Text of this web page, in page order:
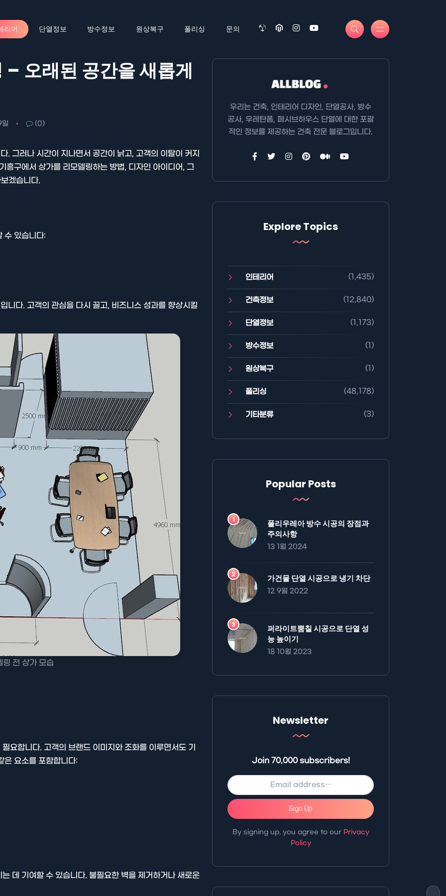
리어 단열정보 방수정보 원상복구 폴리싱 문의
오래된 공간을 새롭게
(0)
. 그러나 시간이 지나면서 공간이 낡고, 고객의 이탈이 커지
흥구에서 상가를 리모델링하는 방법, 디자인 아이디어, 그
겠습니다.
수 있습니다:
니다. 고객의 관심을 다시 끌고, 비즈니스 성과를 향상시킬
링 전 상가 모습
요합니다. 고객의 브랜드 이미지와 조화를 이루면서도 기
은 요소를 포함합니다:
데 기여할 수 있습니다. 불필요한 벽을 제거하거나 새로운
우리는 건축, 인테리어 디자인, 단열공사, 방수
공사, 우레탄폼, 페시브하우스 단열에 대한 포괄
적인 정보를 제공하는 건축 전문 블로그입니다.
Explore Topics
인테리어 (1,435)
건축정보 (12,840)
단열정보 (1,173)
방수정보 (1)
원상복구 (1)
폴리싱 (48,178)
기타분류 (3)
Popular Posts
폴리우레아 방수 시공의 장점과
주의사항
13 1월 2024
가건물 단열 시공으로 냉기 차단
12 9월 2022
퍼라이트뿜칠 시공으로 단열 성
능 높이기
18 10월 2023
Newsletter
Join 70,000 subscribers!
Sign Up
By signing up, you agree to our Privacy
Policy